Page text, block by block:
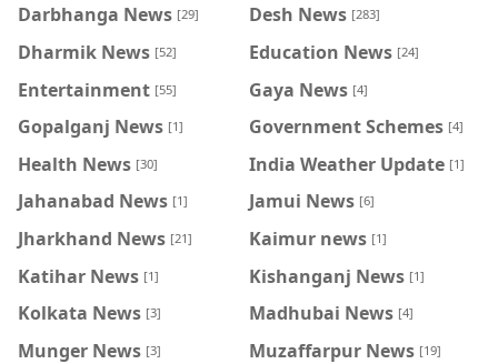
Darbhanga News [29] Desh News [283]
Dharmik News [52] Education News [24]
Entertainment [55] Gaya News [4]
Gopalganj News [1] Government Schemes [4]
Health News [30] India Weather Update [1]
Jahanabad News [1] Jamui News [6]
Jharkhand News [21] Kaimur news [1]
Katihar News [1] Kishanganj News [1]
Kolkata News [3] Madhubai News [4]
Munger News [3] Muzaffarpur News [19]